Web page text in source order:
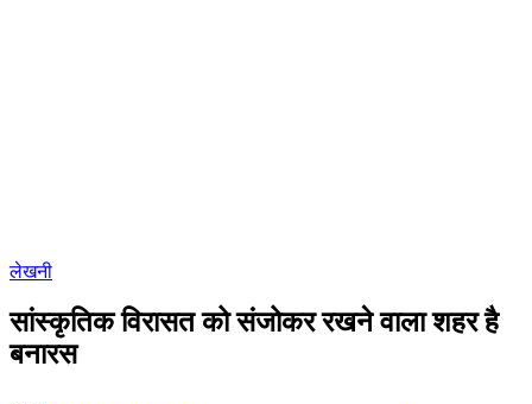
लेखनी
सांस्कृतिक विरासत को संजोकर रखने वाला शहर है
बनारस